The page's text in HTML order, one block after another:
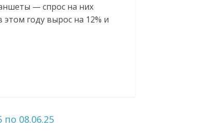
— спрос на них
году вырос на 12% и
08.06.25